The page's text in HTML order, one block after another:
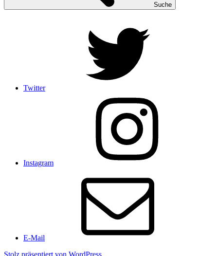
Suche
Twitter
Instagram
E-Mail
Stolz präsentiert von WordPress